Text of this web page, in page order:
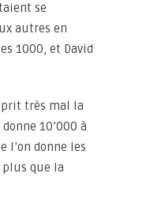
se
autres en
1000, et David
très mal la
10’000 à
l’on donne les
que la